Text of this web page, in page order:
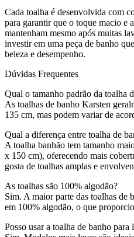
Cada toalha é desenvolvida com
para garantir que o toque macio e
mantenham mesmo após muitas
investir em uma peça de banho
beleza e desempenho.
Dúvidas Frequentes
Qual o tamanho padrão da toalha
As toalhas de banho Karsten
135 cm, mas podem variar de
Qual a diferença entre toalha de
A toalha banhão tem tamanho
x 150 cm), oferecendo mais
gosta de toalhas amplas e
As toalhas são 100% algodão?
Sim. A maior parte das toalhas de
em 100% algodão, o que
Posso usar a toalha de banho para